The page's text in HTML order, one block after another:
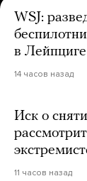
WSJ:
в
14 часов назад
Иск о
11 часов назад